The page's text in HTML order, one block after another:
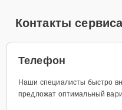
Контакты
Телефон
Наши специалисты быстро
предложат оптимальный